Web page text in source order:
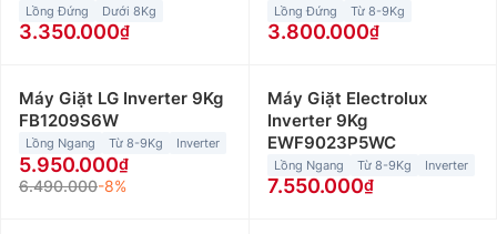
Lồng Đứng Dưới 8Kg
3.350.000
Lồng Đứng Từ 8-9Kg
3.800.000
Máy Giặt LG Inverter 9Kg
FB1209S6W
Lồng Ngang Từ 8-9Kg Inverter
5.950.000
6.490.000-8%
Máy Giặt Electrolux
Inverter 9Kg
EWF9023P5WC
Lồng Ngang Từ 8-9Kg Inverter
7.550.000